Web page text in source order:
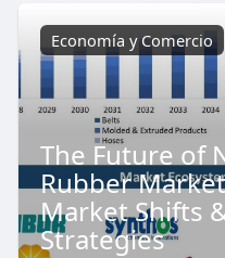
Economía y Comercio
The Future of
Rubber
Market Shifts
Strategies